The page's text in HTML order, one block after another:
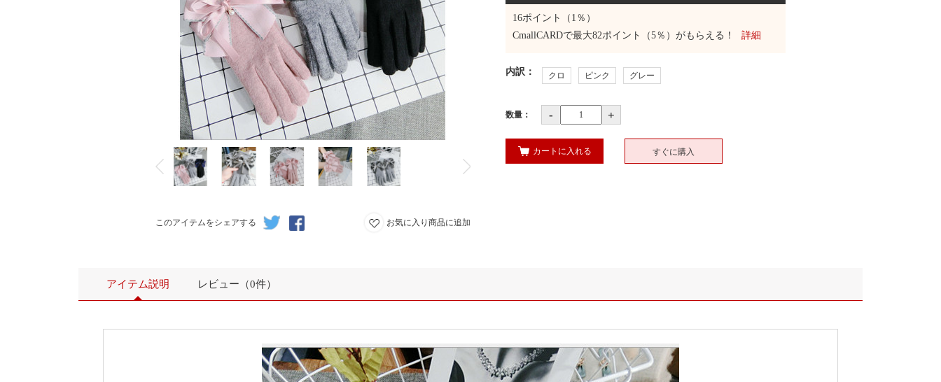
このアイテムをシェアする お気に入り商品に追加
16ポイント（1％）
CmallCARDで最大82ポイント（5％）がもらえる！ 詳細
内訳 ： クロ ピンク グレー
数量： - +
カートに入れる すぐに購入
アイテム説明 レビュー（0件）